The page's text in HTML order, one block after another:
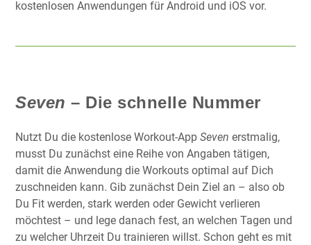
kostenlosen Anwendungen für Android und iOS vor.
Seven – Die schnelle Nummer
Nutzt Du die kostenlose Workout-App Seven erstmalig,
musst Du zunächst eine Reihe von Angaben tätigen,
damit die Anwendung die Workouts optimal auf Dich
zuschneiden kann. Gib zunächst Dein Ziel an – also ob
Du Fit werden, stark werden oder Gewicht verlieren
möchtest – und lege danach fest, an welchen Tagen und
zu welcher Uhrzeit Du trainieren willst. Schon geht es mit